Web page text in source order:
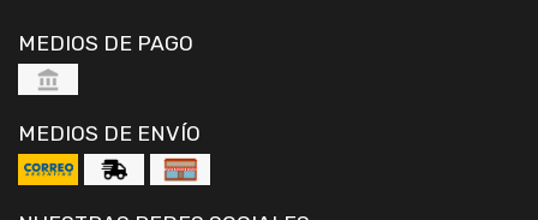
MEDIOS DE PAGO
MEDIOS DE ENVÍO